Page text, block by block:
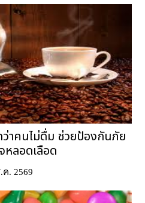
าคนไม่ดื่ม ช่วยป้องกันภัย
หลอดเลือด
ค. 2569